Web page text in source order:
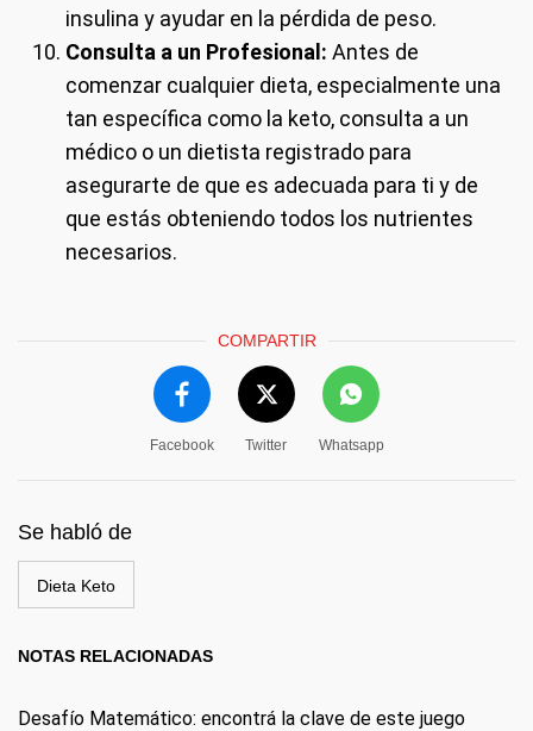
insulina y ayudar en la pérdida de peso.
Consulta a un Profesional: Antes de
comenzar cualquier dieta, especialmente una
tan específica como la keto, consulta a un
médico o un dietista registrado para
asegurarte de que es adecuada para ti y de
que estás obteniendo todos los nutrientes
necesarios.
COMPARTIR
Facebook Twitter Whatsapp
Se habló de
Dieta Keto
NOTAS RELACIONADAS
Desafío Matemático: encontrá la clave de este juego